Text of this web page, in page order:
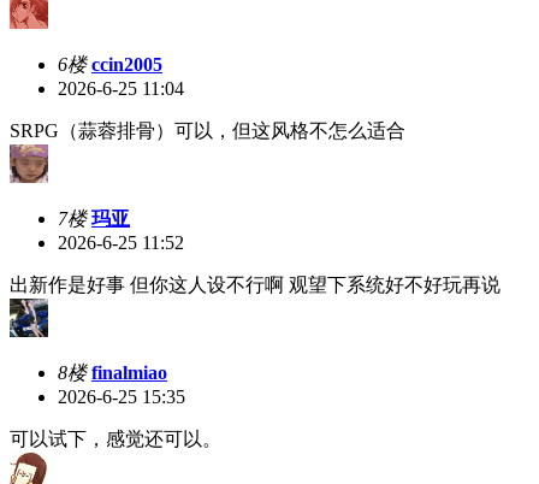
6楼 ccin2005
2026-6-25 11:04
SRPG（蒜蓉排骨）可以，但这风格不怎么适合
7楼 玛亚
2026-6-25 11:52
出新作是好事 但你这人设不行啊 观望下系统好不好玩再说
8楼 finalmiao
2026-6-25 15:35
可以试下，感觉还可以。